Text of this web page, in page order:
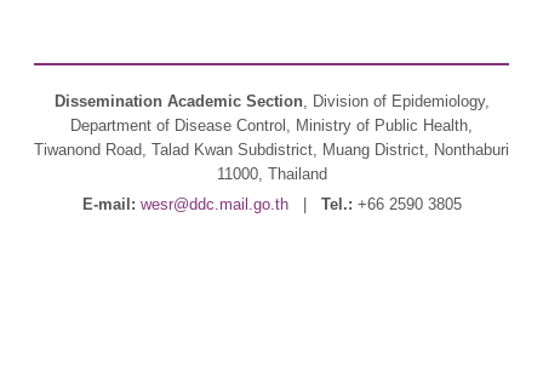
Dissemination Academic Section, Division of Epidemiology,
Department of Disease Control, Ministry of Public Health,
Tiwanond Road, Talad Kwan Subdistrict, Muang District, Nonthaburi
11000, Thailand
E-mail: wesr@ddc.mail.go.th| Tel.: +66 2590 3805